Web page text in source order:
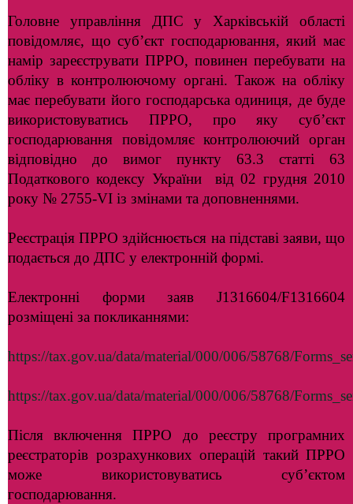
Головне управління ДПС у Харківській області
повідомляє, що суб’єкт господарювання, який має
намір зареєструвати ПРРО, повинен перебувати на
обліку в контролюючому органі. Також на обліку
має перебувати його господарська одиниця, де буде
використовуватись ПРРО, про яку суб’єкт
господарювання повідомляє контролюючий орган
відповідно до вимог пункту 63.3 статті 63
Податкового кодексу України від 02 грудня 2010
року № 2755-VІ із змінами та доповненнями.
Реєстрація ПРРО здійснюється на підставі заяви, що
подається до ДПС у електронній формі.
Електронні форми заяв J1316604/F1316604
розміщені за покликаннями:
https://tax.gov.ua/data/material/000/006/58768/
https://tax.gov.ua/data/material/000/006/58768/
Після включення ПРРО до реєстру програмних
реєстраторів розрахункових операцій такий ПРРО
може використовуватись суб’єктом
господарювання.